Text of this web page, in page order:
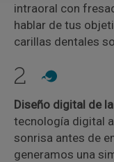
intraoral con
hablar de tus
carillas dentales
2
Diseño digital de
tecnología digital
sonrisa antes de
generamos una